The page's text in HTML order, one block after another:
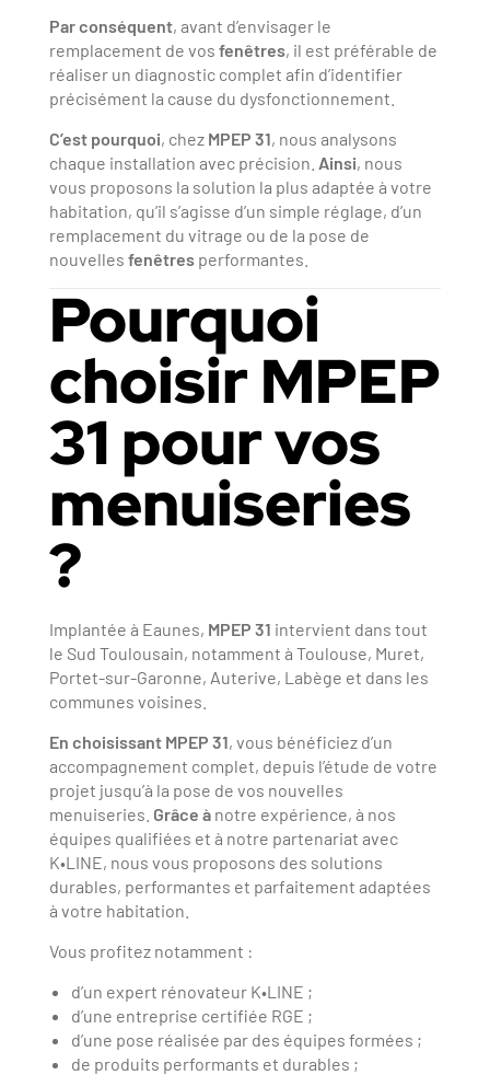
Par conséquent, avant d’envisager le
remplacement de vos fenêtres, il est préférable de
réaliser un diagnostic complet afin d’identifier
précisément la cause du dysfonctionnement.
C’est pourquoi, chez MPEP 31, nous analysons
chaque installation avec précision. Ainsi, nous
vous proposons la solution la plus adaptée à votre
habitation, qu’il s’agisse d’un simple réglage, d’un
remplacement du vitrage ou de la pose de
nouvelles fenêtresperformantes.
Pourquoi
choisir MPEP
31 pour vos
menuiseries
?
Implantée à Eaunes, MPEP 31 intervient dans tout
le Sud Toulousain, notamment à Toulouse, Muret,
Portet-sur-Garonne, Auterive, Labège et dans les
communes voisines.
En choisissant MPEP 31, vous bénéficiez d’un
accompagnement complet, depuis l’étude de votre
projet jusqu’à la pose de vos nouvelles
menuiseries. Grâce ànotre expérience, à nos
équipes qualifiées et à notre partenariat avec
K•LINE, nous vous proposons des solutions
durables, performantes et parfaitement adaptées
à votre habitation.
Vous profitez notamment :
d’un expert rénovateur K•LINE ;
d’une entreprise certifiée RGE ;
d’une pose réalisée par des équipes formées ;
de produits performants et durables ;